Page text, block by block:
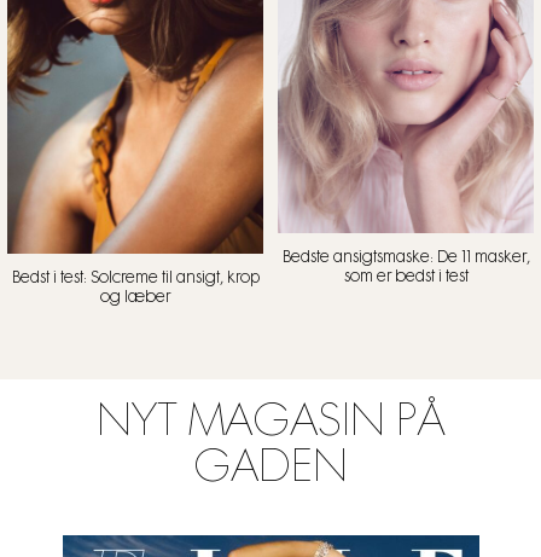
Bedst i test: Solcreme til ansigt, krop
og læber
Bedste ansigtsmaske: De 11 masker,
som er bedst i test
NYT MAGASIN PÅ
GADEN